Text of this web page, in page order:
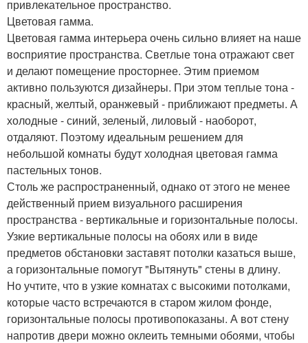
привлекательное пространство.
Цветовая гамма.
Цветовая гамма интерьера очень сильно влияет на наше
восприятие пространства. Светлые тона отражают свет
и делают помещение просторнее. Этим приемом
активно пользуются дизайнеры. При этом теплые тона -
красный, желтый, оранжевый - приближают предметы. А
холодные - синий, зеленый, лиловый - наоборот,
отдаляют. Поэтому идеальным решением для
небольшой комнаты будут холодная цветовая гамма
пастельных тонов.
Столь же распространенный, однако от этого не менее
действенный прием визуального расширения
пространства - вертикальные и горизонтальные полосы.
Узкие вертикальные полосы на обоях или в виде
предметов обстановки заставят потолки казаться выше,
а горизонтальные помогут "Вытянуть" стены в длину.
Но учтите, что в узкие комнатах с высокими потолками,
которые часто встречаются в старом жилом фонде,
горизонтальные полосы противопоказаны. А вот стену
напротив двери можно оклеить темными обоями, чтобы